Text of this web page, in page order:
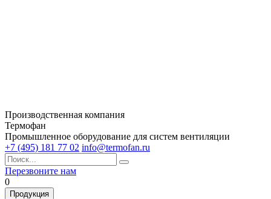
Производственная компания
Термофан
Промышленное оборудование для систем вентиляции
+7 (495) 181 77 02 info@termofan.ru
Перезвоните нам
0
Продукция